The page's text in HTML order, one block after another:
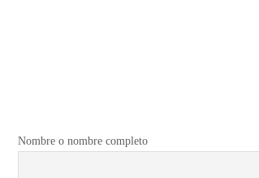
Nombre o nombre completo